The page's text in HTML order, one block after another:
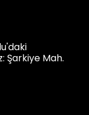
Şarkiye Mah.